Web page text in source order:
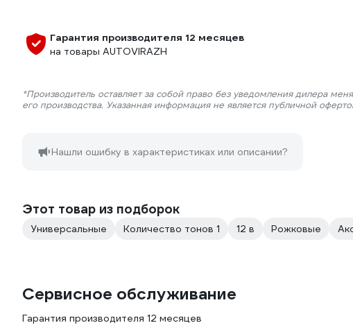
Гарантия производителя 12 месяцев
на товары AUTOVIRAZH
*Производитель оставляет за собой право без уведомления дилера
его производства. Указанная информация не является публичной
Нашли ошибку в характеристиках или описании?
Этот товар из подборок
Универсальные Количество тонов 1 12 в Рожковые
Сервисное обслуживание
Гарантия производителя 12 месяцев